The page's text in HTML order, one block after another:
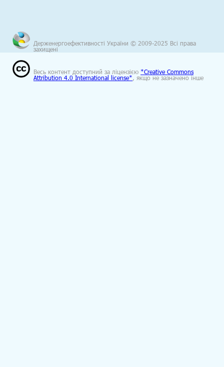
Держенергоефективності України © 2009-2025 Всі права
захищені
Весь контент доступний за ліцензією *Creative Commons
Attribution 4.0 International license*, якщо не зазначено інше